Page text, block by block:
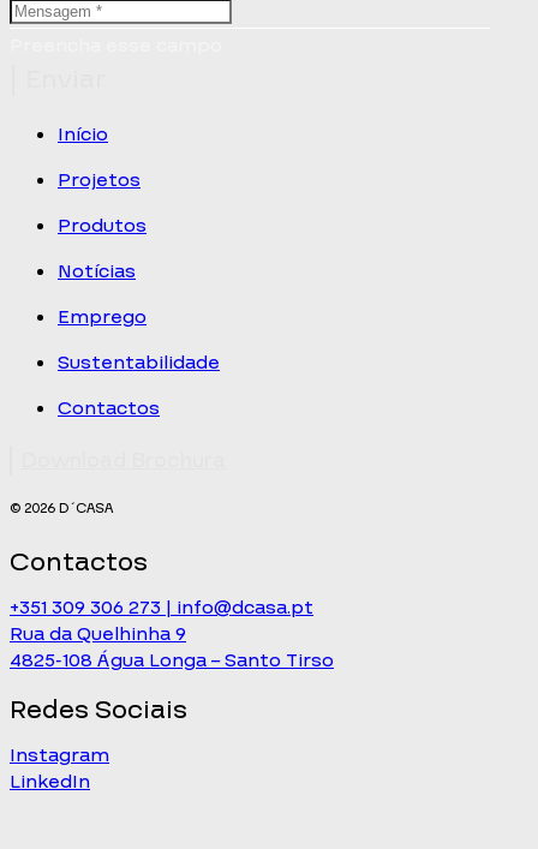
Início
Projetos
Produtos
Notícias
Emprego
Sustentabilidade
Contactos
© 2026 D´CASA
Contactos
+351 309 306 273 | info@dcasa.pt
Rua da Quelhinha 9
4825-108 Água Longa – Santo Tirso
Redes Sociais
Instagram
LinkedIn